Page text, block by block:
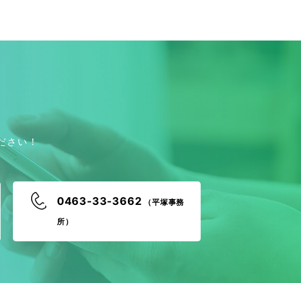
さい！
0463-33-3662 （平塚事務
所）